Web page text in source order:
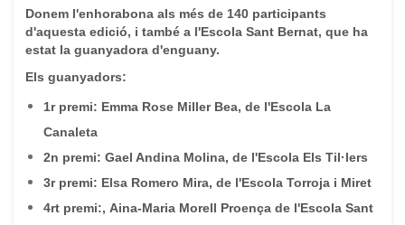
Donem l'enhorabona als més de 140 participants
d'aquesta edició, i també a l'Escola Sant Bernat, que ha
estat la guanyadora d'enguany.
Els guanyadors:
1r premi: Emma Rose Miller Bea, de l'Escola La
Canaleta
2n premi: Gael Andina Molina, de l'Escola Els Til·lers
3r premi: Elsa Romero Mira, de l'Escola Torroja i Miret
4rt premi:, Aina-Maria Morell Proença de l'Escola Sant